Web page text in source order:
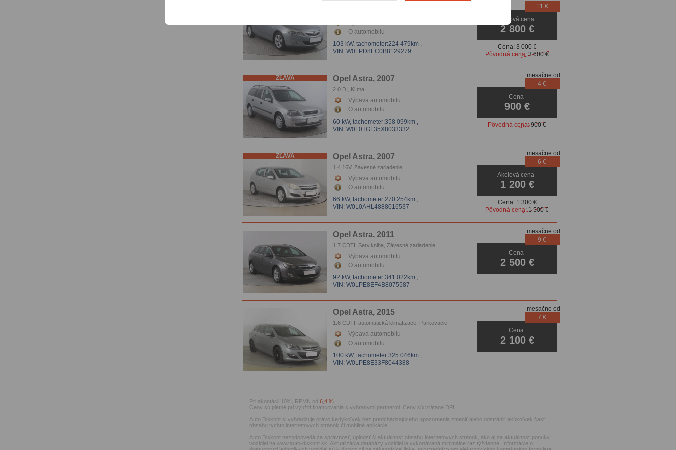
O automobilu
103 kW, tachometer:224 479km ,
VIN: W0LPD8EC0B8129279
Akciová cena
2 800 €
11 €
Cena:3 000 €
Pôvodná cena:3 600 €
ZĽAVA Opel Astra, 2007
2.0 DI, Klíma
Výbava automobilu
O automobilu
60 kW, tachometer:358 099km ,
VIN: W0L0TGF35X8033332
Cena
900 €
mesačne od
4 €
Pôvodná cena:900 €
ZĽAVA Opel Astra, 2007
1.4 16V, Závesné zariadenie
Výbava automobilu
O automobilu
66 kW, tachometer:270 254km ,
VIN: W0L0AHL4888016537
Akciová cena
1 200 €
mesačne od
6 €
Cena:1 300 €
Pôvodná cena:1 500 €
Opel Astra, 2011
1.7 CDTI, Serv.kniha, Závesné zariadenie,
automatická klimatizace, Parkovacie senzory, Xenóny
Výbava automobilu
O automobilu
92 kW, tachometer:341 022km ,
VIN: W0LPE8EF4B8075587
Cena
2 500 €
mesačne od
9 €
Opel Astra, 2015
1.6 CDTI, automatická klimatizace, Parkovacie
senzory, Xenóny
Výbava automobilu
O automobilu
100 kW, tachometer:325 046km ,
VIN: W0LPE8E33F8044388
Cena
2 100 €
mesačne od
7 €
Pri akontácii 10%, RPMN od 6,4 %
Ceny sú platné pri využití financovania s vybranými partnermi. Ceny sú vrátane DPH.
Auto Diskont si vyhradzuje právo kedykoľvek bez predchádzajúceho upozornenia zmeniť alebo odstrániť akúkoľvek časť
obsahu týchto internetových stránok či mobilné aplikácie.
Auto Diskont nezodpovedá za správnosť, úplnosť či aktuálnosť obsahu internetových stránok, ako aj za aktuálnosť ponuky
vozidiel na www.auto-diskont.sk. Aktualizácia databázy vozidiel je vykonávaná minimálne raz týždenne. Informácie o